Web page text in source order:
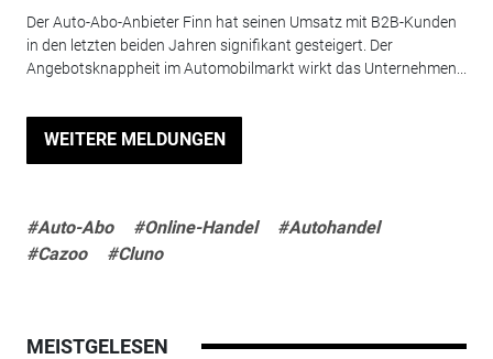
Der Auto-Abo-Anbieter Finn hat seinen Umsatz mit B2B-Kunden
in den letzten beiden Jahren signifikant gesteigert. Der
Angebotsknappheit im Automobilmarkt wirkt das Unternehmen...
WEITERE MELDUNGEN
#Auto-Abo #Online-Handel
#Autohandel
#Cazoo
#Cluno
MEISTGELESEN